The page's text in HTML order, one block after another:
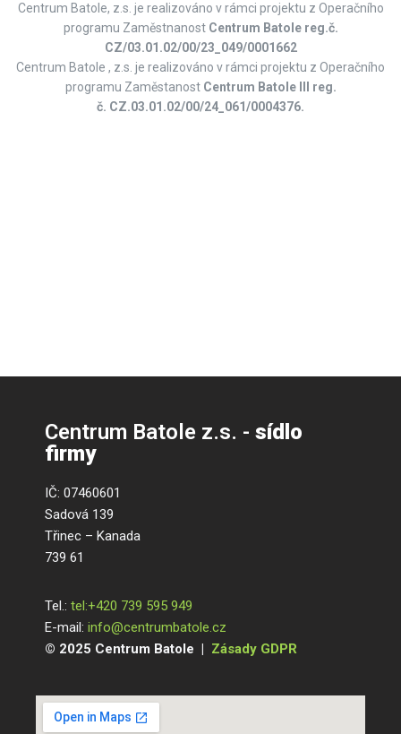
Centrum Batole, z.s. je realizováno v rámci projektu z Operačního
programu Zaměstnanost Centrum Batole reg.č.
CZ/03.01.02/00/23_049/0001662
Centrum Batole , z.s. je realizováno v rámci projektu z Operačního
programu Zaměstanost Centrum Batole III reg.
č. CZ.03.01.02/00/24_061/0004376.
Centrum Batole z.s. - sídlo
firmy
IČ: 07460601
Sadová 139
Třinec – Kanada
739 61
Tel.: tel:+420 739 595 949
E-mail: info@centrumbatole.cz
© 2025 Centrum Batole | Zásady GDPR